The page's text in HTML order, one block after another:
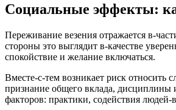
Социальные эффекты:
Переживание везения отражается в-
стороны это выглядит в-качестве
спокойствие и желание включаться.
Вместе-с-тем возникает риск относить
признание общего вклада, дисциплины
факторов: практики, содействия